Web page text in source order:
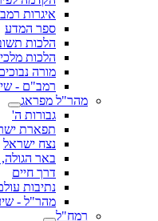
איגרות
ספר המדע
הלכות
הלכות
מורה
רמב"ם -
מהר"ל מפראג
גבורות ה'
תפארת
נצח ישראל
באר
דרך חיים
נתיבות
מהר"ל -
רמח"ל